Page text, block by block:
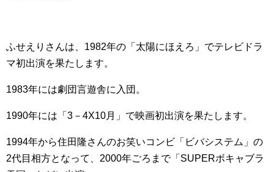
ふせえりさんは、1982年の「太陽にほえろ」でテレビドラ
マ初出演を果たします。
1983年には劇団言遊舎に入団。
1990年には「3－4X10月」で映画初出演を果たします。
1994年から住田隆さんのお笑いコンビ「ビバシステム」の
2代目相方となって、2000年ごろまで「SUPERボキャブラ